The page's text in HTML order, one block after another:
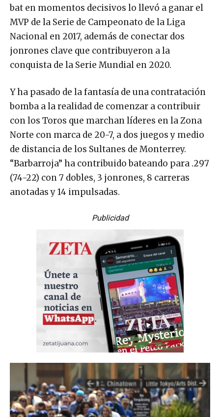
bat en momentos decisivos lo llevó a ganar el
MVP de la Serie de Campeonato de la Liga
Nacional en 2017, además de conectar dos
jonrones clave que contribuyeron a la
conquista de la Serie Mundial en 2020.
Y ha pasado de la fantasía de una contratación
bomba a la realidad de comenzar a contribuir
con los Toros que marchan líderes en la Zona
Norte con marca de 20-7, a dos juegos y medio
de distancia de los Sultanes de Monterrey.
“Barbarroja” ha contribuido bateando para .297
(74-22) con 7 dobles, 3 jonrones, 8 carreras
anotadas y 14 impulsadas.
Publicidad